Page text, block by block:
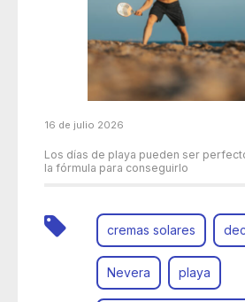
16 de julio 2026
Los días de playa pueden ser
la fórmula para conseguirlo
cremas solares
Nevera playa